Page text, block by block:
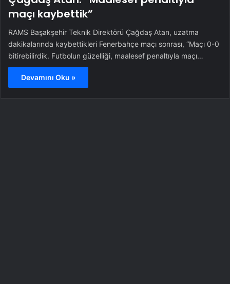
maçı kaybettik”
RAMS Başakşehir Teknik Direktörü Çağdaş Atan, uzatma
dakikalarında kaybettikleri Fenerbahçe maçı sonrası, “Maçı 0-0
bitirebilirdik. Futbolun güzelliği, maalesef penaltıyla maçı…
Devamını Oku »